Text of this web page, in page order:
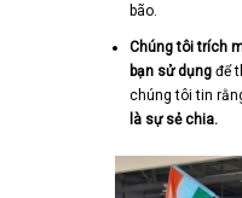
bão.
Chúng tôi trích
bạn sử dụng để
chúng tôi tin
là sự sẻ chia.